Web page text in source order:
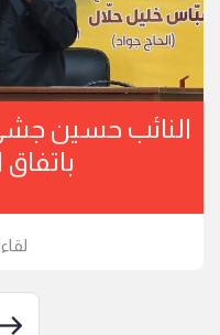
النائب حسين
باتفاق